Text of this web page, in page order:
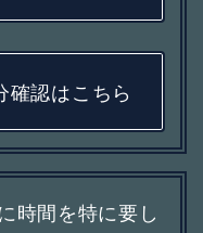
確認はこちら
時間を特に要し